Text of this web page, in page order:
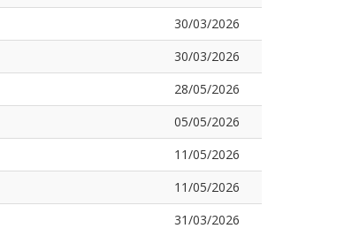
30/03/2026
30/03/2026
28/05/2026
05/05/2026
11/05/2026
11/05/2026
31/03/2026